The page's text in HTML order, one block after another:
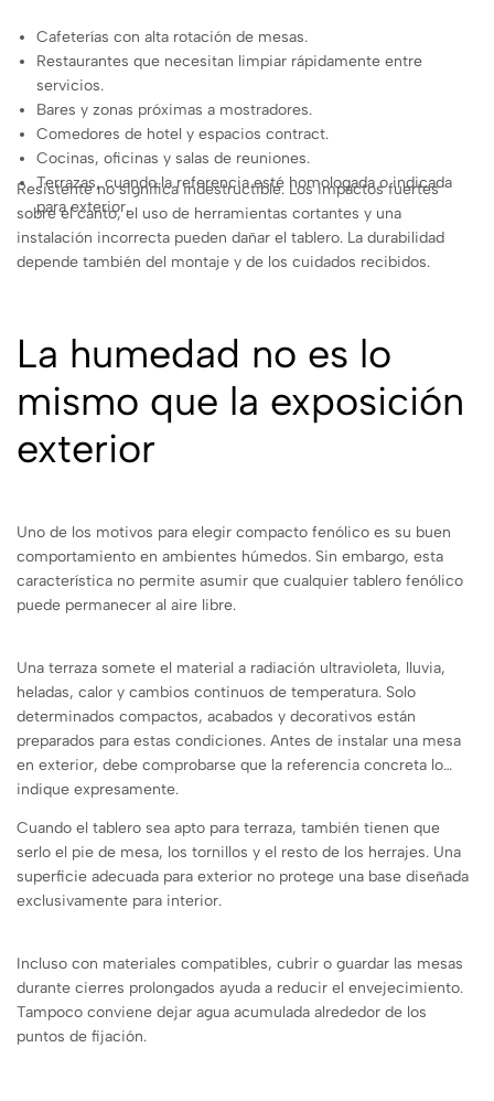
Cafeterías con alta rotación de mesas.
Restaurantes que necesitan limpiar rápidamente entre
servicios.
Bares y zonas próximas a mostradores.
Comedores de hotel y espacios contract.
Cocinas, oficinas y salas de reuniones.
Terrazas, cuando la referencia esté homologada o indicada
para exterior.
Resistente no significa indestructible. Los impactos fuertes
sobre el canto, el uso de herramientas cortantes y una
instalación incorrecta pueden dañar el tablero. La durabilidad
depende también del montaje y de los cuidados recibidos.
La humedad no es lo
mismo que la exposición
exterior
Uno de los motivos para elegir compacto fenólico es su buen
comportamiento en ambientes húmedos. Sin embargo, esta
característica no permite asumir que cualquier tablero fenólico
puede permanecer al aire libre.
Una terraza somete el material a radiación ultravioleta, lluvia,
heladas, calor y cambios continuos de temperatura. Solo
determinados compactos, acabados y decorativos están
preparados para estas condiciones. Antes de instalar una mesa
en exterior, debe comprobarse que la referencia concreta lo
indique expresamente.
Cuando el tablero sea apto para terraza, también tienen que
serlo el pie de mesa, los tornillos y el resto de los herrajes. Una
superficie adecuada para exterior no protege una base diseñada
exclusivamente para interior.
Incluso con materiales compatibles, cubrir o guardar las mesas
durante cierres prolongados ayuda a reducir el envejecimiento.
Tampoco conviene dejar agua acumulada alrededor de los
puntos de fijación.